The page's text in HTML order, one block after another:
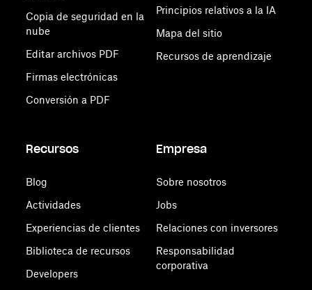
Copia de seguridad en la
nube
Editar archivos PDF
Firmas electrónicas
Conversión a PDF
Principios relativos a la IA
Mapa del sitio
Recursos de aprendizaje
Recursos
Blog
Actividades
Experiencias de clientes
Biblioteca de recursos
Developers
Empresa
Sobre nosotros
Jobs
Relaciones con inversores
Responsabilidad
corporativa